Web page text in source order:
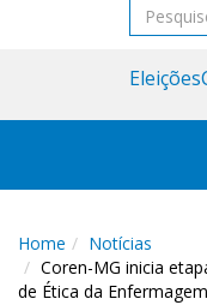
Pesquisar
Eleições
Home
Notícias
Coren-MG inicia
de Ética da Enfermagem